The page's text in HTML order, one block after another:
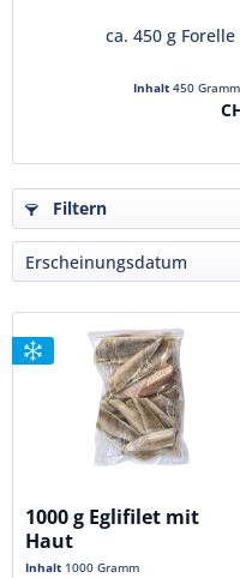
ca. 450 g
Inhalt 450 Gramm
Filtern
1000 g Eglifilet mit
Haut
Inhalt 1000 Gramm